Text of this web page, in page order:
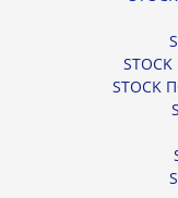
STOCK